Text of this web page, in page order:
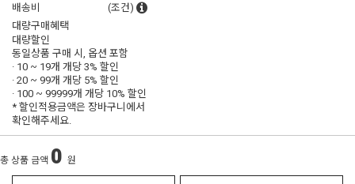
배송비
(조건)
대량구매혜택
대량할인
동일상품 구매 시, 옵션 포함
· 10 ~ 19개 개당3% 할인
· 20 ~ 99개 개당 5% 할인
· 100 ~ 99999개 개당 10% 할인
* 할인적용금액은 장바구니에서
확인해주세요.
총 상품 금액 0 원